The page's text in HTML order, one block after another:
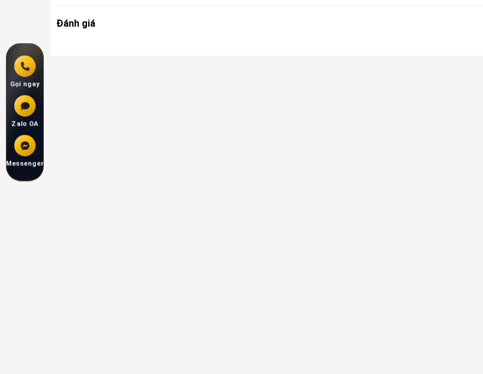
Đánh giá
Gọi ngay
Zalo OA
Messenger